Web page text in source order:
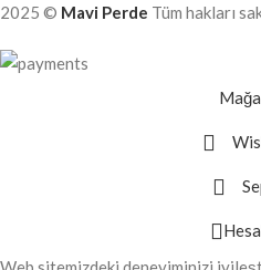
2025 © Mavi Perde Tüm hakları